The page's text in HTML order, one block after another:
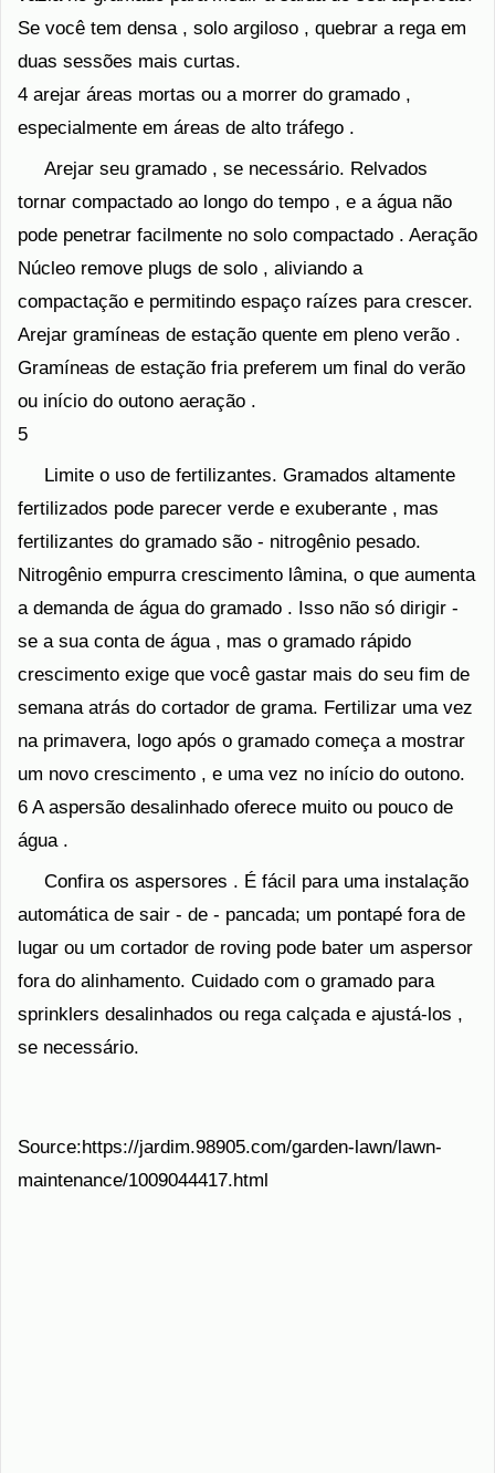
Se você tem densa , solo argiloso , quebrar a rega em
duas sessões mais curtas.
4 arejar áreas mortas ou a morrer do gramado ,
especialmente em áreas de alto tráfego .
Arejar seu gramado , se necessário. Relvados
tornar compactado ao longo do tempo , e a água não
pode penetrar facilmente no solo compactado . Aeração
Núcleo remove plugs de solo , aliviando a
compactação e permitindo espaço raízes para crescer.
Arejar gramíneas de estação quente em pleno verão .
Gramíneas de estação fria preferem um final do verão
ou início do outono aeração .
5
Limite o uso de fertilizantes. Gramados altamente
fertilizados pode parecer verde e exuberante , mas
fertilizantes do gramado são - nitrogênio pesado.
Nitrogênio empurra crescimento lâmina, o que aumenta
a demanda de água do gramado . Isso não só dirigir -
se a sua conta de água , mas o gramado rápido
crescimento exige que você gastar mais do seu fim de
semana atrás do cortador de grama. Fertilizar uma vez
na primavera, logo após o gramado começa a mostrar
um novo crescimento , e uma vez no início do outono.
6 A aspersão desalinhado oferece muito ou pouco de
água .
Confira os aspersores . É fácil para uma instalação
automática de sair - de - pancada; um pontapé fora de
lugar ou um cortador de roving pode bater um aspersor
fora do alinhamento. Cuidado com o gramado para
sprinklers desalinhados ou rega calçada e ajustá-los ,
se necessário.
Source:https://jardim.98905.com/garden-lawn/lawn-
maintenance/1009044417.html